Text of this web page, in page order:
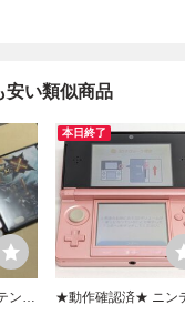
安い類似商品
ンド
本日終了
★動作確認済★ ニン